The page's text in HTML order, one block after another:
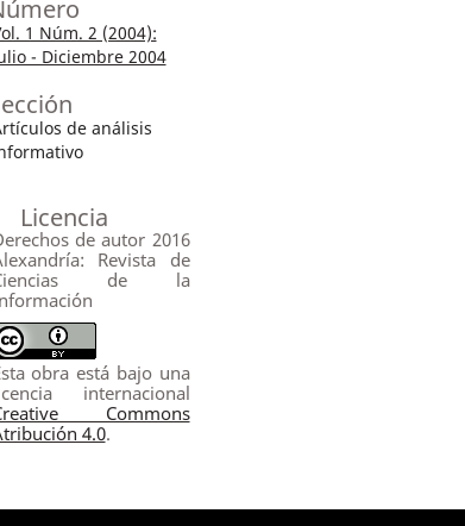
1 Núm. 2 (2004):
- Diciembre 2004
de análisis
Licencia
de autor 2016
Revista de
de la
obra está bajo una
internacional
Commons
4.0.